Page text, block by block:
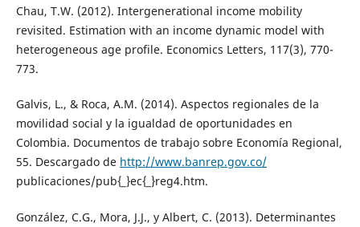
Chau, T.W. (2012). Intergenerational income mobility
revisited. Estimation with an income dynamic model with
heterogeneous age profile. Economics Letters, 117(3), 770-
773.
Galvis, L., & Roca, A.M. (2014). Aspectos regionales de la
movilidad social y la igualdad de oportunidades en
Colombia. Documentos de trabajo sobre Economía Regional,
55. Descargado de http://www.banrep.gov.co/
publicaciones/pub{_}ec{_}reg4.htm.
González, C.G., Mora, J.J., y Albert, C. (2013). Determinantes